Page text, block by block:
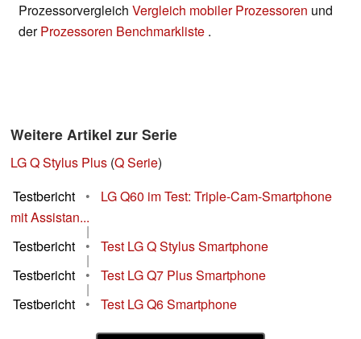
Prozessorvergleich Vergleich mobiler Prozessoren und
derProzessoren Benchmarkliste .
Weitere Artikel zur Serie
LG Q Stylus Plus (Q Serie)
Testbericht
•
LG Q60 im Test: Triple-Cam-Smartphone
mit Assistan...
|
Testbericht
• Test LG Q Stylus Smartphone
|
Testbericht
• Test LG Q7 Plus Smartphone
|
Testbericht
• Test LG Q6 Smartphone